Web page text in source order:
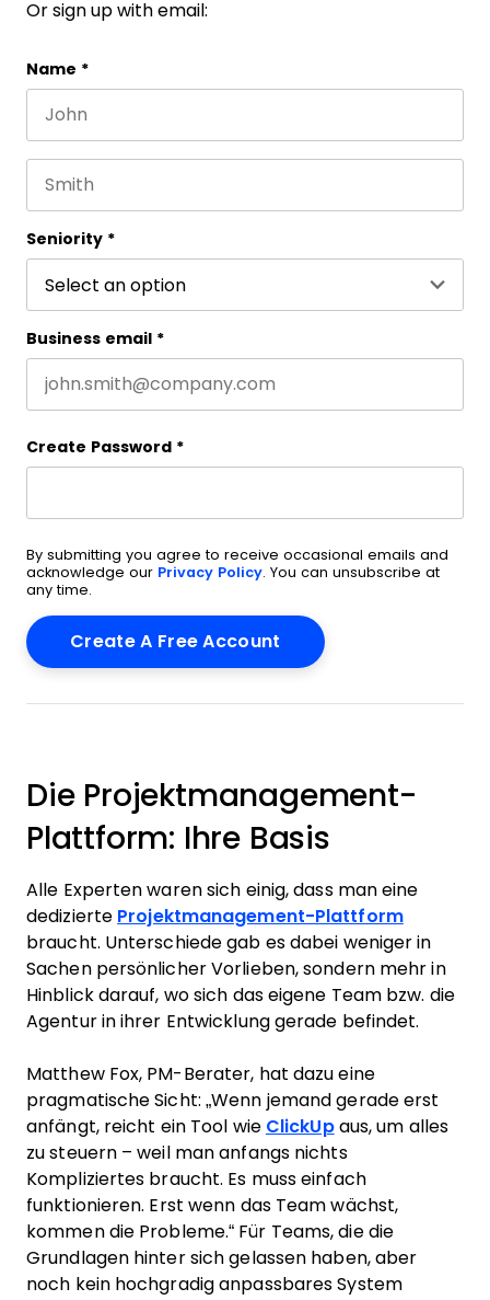
Or sign up with email:
Facebook
This field is for validation purposes and should be
Name *
Seniority *
Business email *
Create Password *
By submitting you agree to receive occasional emails and
acknowledge our Privacy Policy. You can unsubscribe at
any time.
Die Projektmanagement-
Plattform: Ihre Basis
Alle Experten waren sich einig, dass man eine
dedizierte Projektmanagement-Plattform
braucht. Unterschiede gab es dabei weniger in
Sachen persönlicher Vorlieben, sondern mehr in
Hinblick darauf, wo sich das eigene Team bzw. die
Agentur in ihrer Entwicklung gerade befindet.
Matthew Fox, PM-Berater, hat dazu eine
pragmatische Sicht: „Wenn jemand gerade erst
anfängt, reicht ein Tool wie ClickUpaus, um alles
zu steuern – weil man anfangs nichts
Kompliziertes braucht. Es muss einfach
funktionieren. Erst wenn das Team wächst,
kommen die Probleme.“ Für Teams, die die
Grundlagen hinter sich gelassen haben, aber
noch kein hochgradig anpassbares System